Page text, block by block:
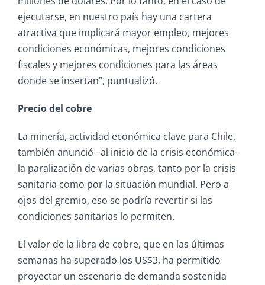
ejecutarse, en nuestro país hay una cartera
atractiva que implicará mayor empleo, mejores
condiciones económicas, mejores condiciones
fiscales y mejores condiciones para las áreas
donde se insertan”, puntualizó.
Precio del cobre
La minería, actividad económica clave para Chile,
también anunció –al inicio de la crisis económica-
la paralización de varias obras, tanto por la crisis
sanitaria como por la situación mundial. Pero a
ojos del gremio, eso se podría revertir si las
condiciones sanitarias lo permiten.
El valor de la libra de cobre, que en las últimas
semanas ha superado los US$3, ha permitido
proyectar un escenario de demanda sostenida